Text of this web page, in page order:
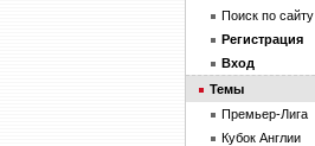
Поиск по сайту
Регистрация
Вход
Темы
Премьер-Лига
Кубок Англии